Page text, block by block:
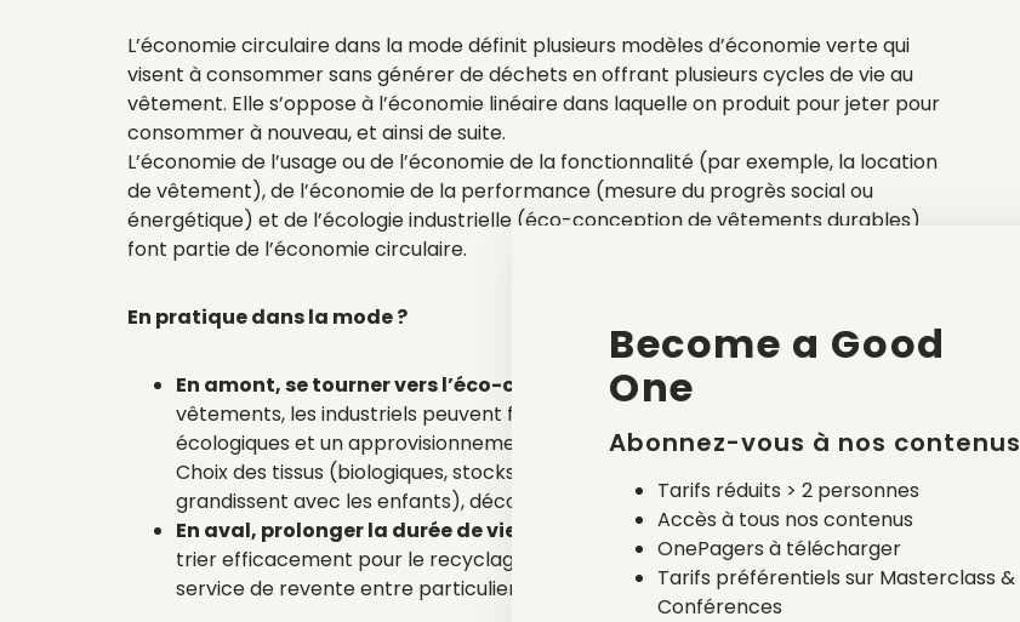
L’économie circulaire dans la mode définit plusieurs modèles d’économie verte qui
visent à consommer sans générer de déchets en offrant plusieurs cycles de vie au
vêtement. Elle s’oppose à l’économie linéaire dans laquelle on produit pour jeter pour
consommer à nouveau, et ainsi de suite.
L’économie de l’usage ou de l’économie de la fonctionnalité (par exemple, la location
de vêtement), de l’économie de la performance (mesure du progrès social ou
énergétique) et de l’écologie industrielle (éco-conception de vêtements durables)
font partie de l’économie circulaire.
En pratique dans la mode ?
En amont, se tourner vers l’éco-conception.Dès l’étape de production des
vêtements, les industriels peuvent favoriser des modèles de conception
écologiques et un approvisionnement en matières plus durables.
Choix des tissus (biologiques, stocks dormants), modélisme (vêtements qui
grandissent avec les enfants), décomposition facilitée pour le recyclage ultérieur…
En aval, prolonger la durée de vie des vêtements.Inciter les gens à réparer ou
trier efficacement pour le recyclage, garantir un vêtement à vie, proposer un
service de revente entre particulier, ou de location… etc.
Become a Good
One
Abonnez-vous à nos contenus
Tarifs réduits > 2 personnes
Accès à tous nos contenus
OnePagers à télécharger
Tarifs préférentiels sur Masterclass &
Conférences